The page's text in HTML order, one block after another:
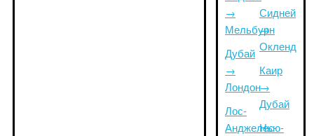
→
Мельбурн
Дубай
→
Лондон
Лос-
Анджелес
Сидней
→
Окленд
Каир
→
Дубай
Нью-